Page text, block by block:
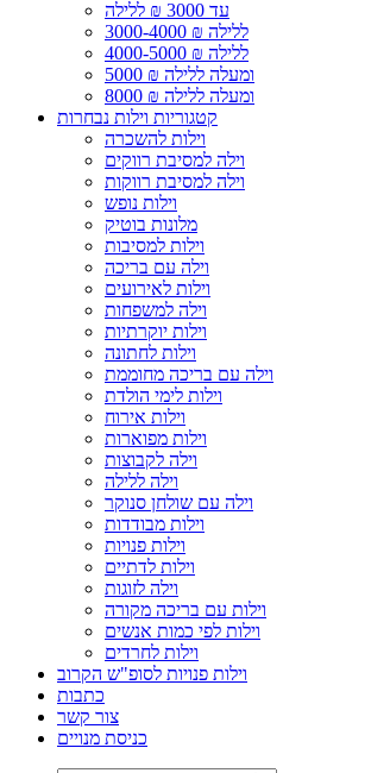
עד 3000 ₪ ללילה
3000-4000 ₪ ללילה
4000-5000 ₪ ללילה
5000 ₪ ומעלה ללילה
8000 ₪ ומעלה ללילה
קטגוריות וילות נבחרות
וילות להשכרה
וילה למסיבת רווקים
וילה למסיבת רווקות
וילות נופש
מלונות בוטיק
וילות למסיבות
וילה עם בריכה
וילות לאירועים
וילה למשפחות
וילות יוקרתיות
וילות לחתונה
וילה עם בריכה מחוממת
וילות לימי הולדת
וילות אירוח
וילות מפוארות
וילה לקבוצות
וילה ללילה
וילה עם שולחן סנוקר
וילות מבודדות
וילות פנויות
וילות לדתיים
וילה לזוגות
וילות עם בריכה מקורה
וילות לפי כמות אנשים
וילות לחרדים
וילות פנויות לסופ"ש הקרוב
כתבות
צור קשר
כניסת מנויים